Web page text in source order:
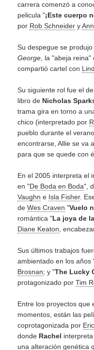
carrera comenzó a
pelicula "¡Este cuerpo
por Rob Schneider y
Su despegue se
George , la "abeja reina"
compartió cartel con
Su siguiente rol fue el de
libro de Nicholas
trama gira en torno a
chico (interpretado por
pueblo durante el
encontrarse, Allie se va
para que se quede con
En el 2005 interpreta el
en "De Boda en Boda",
Vaughn e Isla Fisher.
de Wes Craven "Vuelo
romántica "La joya de
Diane Keaton ,
Sus últimos trabajos
ambientado en los años
Brosnan; y "The Lucky
protagonizado por Tim
Entre los proyectos que
momentos, están las
coprotagonizada por
donde Rachel
una alteración genética